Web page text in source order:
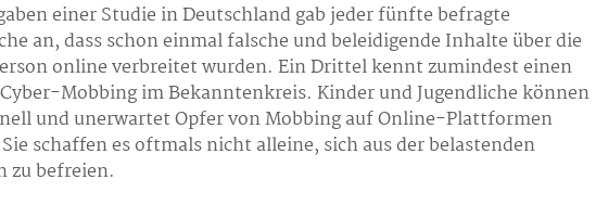
einer Studie in Deutschland gab jeder fünfte befragte
an, dass schon einmal falsche und beleidigende Inhalte über die
online verbreitet wurden. Ein Drittel kennt zumindest einen
Mobbing im Bekanntenkreis. Kinder und Jugendliche können
und unerwartet Opfer von Mobbing auf Online-Plattformen
schaffen es oftmals nicht alleine, sich aus der belastenden
zu befreien.